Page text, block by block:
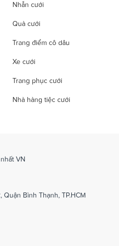
Nhẫn cưới
Quà cưới
Trang điểm cô dâu
Xe cưới
Trang phục cưới
Nhà hàng tiệc cưới
VN
Quận Bình Thạnh, TP.HCM